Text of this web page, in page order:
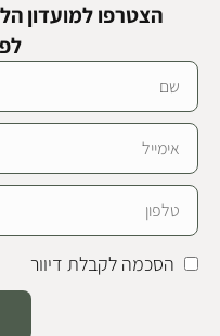
הצטרפו למועדון
הסכמה לקבלת דיוור